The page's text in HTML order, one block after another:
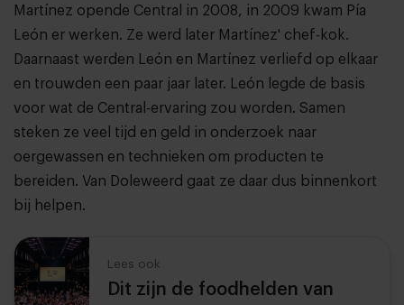
Martínez opende Central in 2008, in 2009 kwam Pía
León er werken. Ze werd later Martínez' chef-kok.
Daarnaast werden León en Martínez verliefd op elkaar
en trouwden een paar jaar later. León legde de basis
voor wat de Central-ervaring zou worden. Samen
steken ze veel tijd en geld in onderzoek naar
oergewassen en technieken om producten te
bereiden. Van Doleweerd gaat ze daar dus binnenkort
bij helpen.
Lees ook
Dit zijn de foodhelden van